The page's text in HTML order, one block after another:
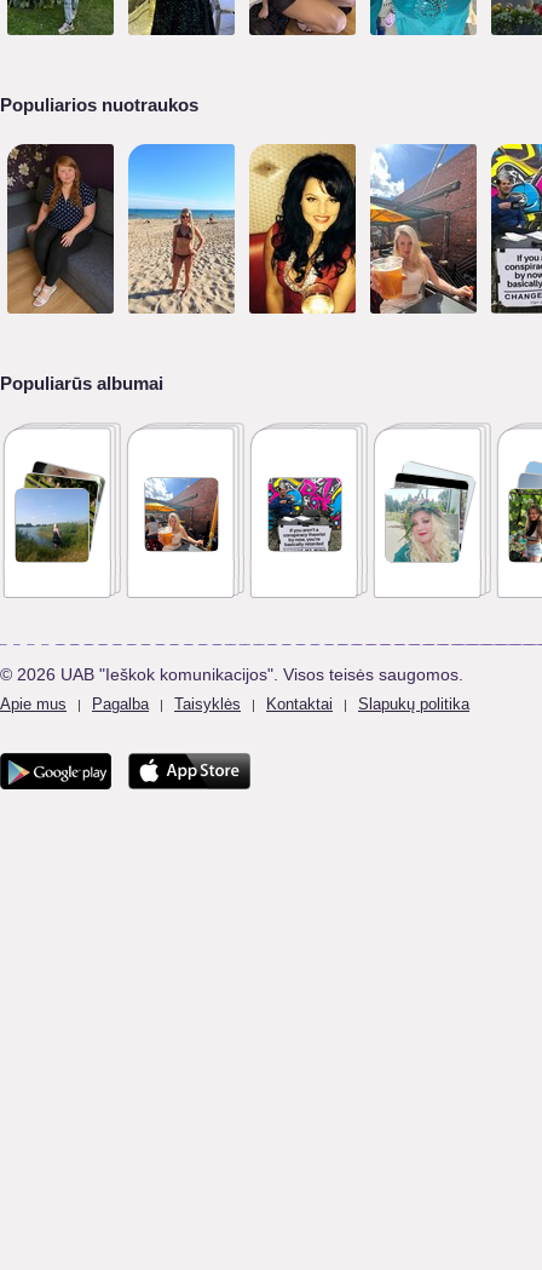
Populiarios nuotraukos
Populiarūs albumai
© 2026 UAB "Ieškok komunikacijos". Visos teisės saugomos.
Apie mus | Pagalba | Taisyklės | Kontaktai | Slapukų politika